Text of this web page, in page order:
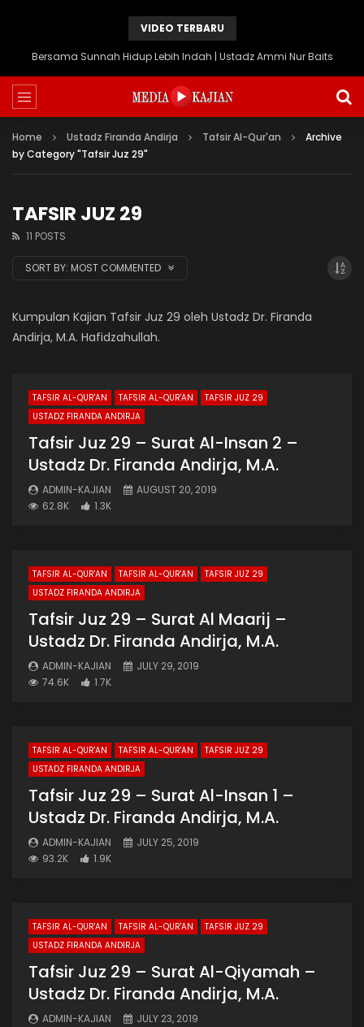
VIDEO TERBARU
Bersama Sunnah Hidup Lebih Indah | Ustadz Ammi Nur Baits
Home Ustadz Firanda Andirja Tafsir Al-Qur'an
Archive
by Category "Tafsir Juz 29"
TAFSIR JUZ 29
11 POSTS
SORT BY: MOST COMMENTED
Kumpulan Kajian Tafsir Juz 29 oleh Ustadz Dr. Firanda
Andirja, M.A. Hafidzahullah.
TAFSIR AL-QUR'AN TAFSIR AL-QUR'AN
TAFSIR JUZ 29
USTADZ FIRANDA ANDIRJA
Tafsir Juz 29 – Surat Al-Insan 2 –
Ustadz Dr. Firanda Andirja, M.A.
ADMIN-KAJIAN
AUGUST 20, 2019
62.8K
1.3K
TAFSIR AL-QUR'AN TAFSIR AL-QUR'AN
TAFSIR JUZ 29
USTADZ FIRANDA ANDIRJA
Tafsir Juz 29 – Surat Al Maarij –
Ustadz Dr. Firanda Andirja, M.A.
ADMIN-KAJIAN
JULY 29, 2019
74.6K
1.7K
TAFSIR AL-QUR'AN TAFSIR AL-QUR'AN
TAFSIR JUZ 29
USTADZ FIRANDA ANDIRJA
Tafsir Juz 29 – Surat Al-Insan 1 –
Ustadz Dr. Firanda Andirja, M.A.
ADMIN-KAJIAN
JULY 25, 2019
93.2K
1.9K
TAFSIR AL-QUR'AN TAFSIR AL-QUR'AN
TAFSIR JUZ 29
USTADZ FIRANDA ANDIRJA
Tafsir Juz 29 – Surat Al-Qiyamah –
Ustadz Dr. Firanda Andirja, M.A.
ADMIN-KAJIAN
JULY 23, 2019